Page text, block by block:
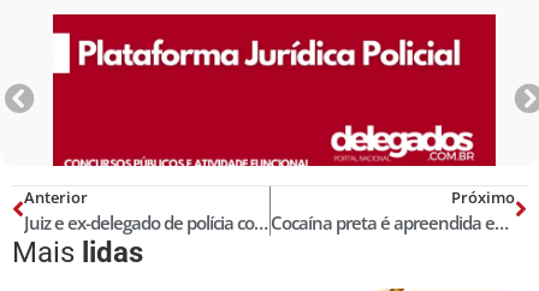
Anterior
Juiz e ex-delegado de polícia comemora aposentadoria pulando no mar de paletó!
Próximo
Cocaína preta é apreendida em pacotes de açaí no RS; nova droga é rara e 1kg custa R$ 200 mil!
Mais lidas